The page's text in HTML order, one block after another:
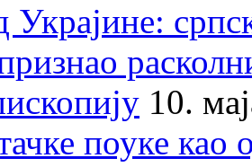
Украјине:
10.
поуке као